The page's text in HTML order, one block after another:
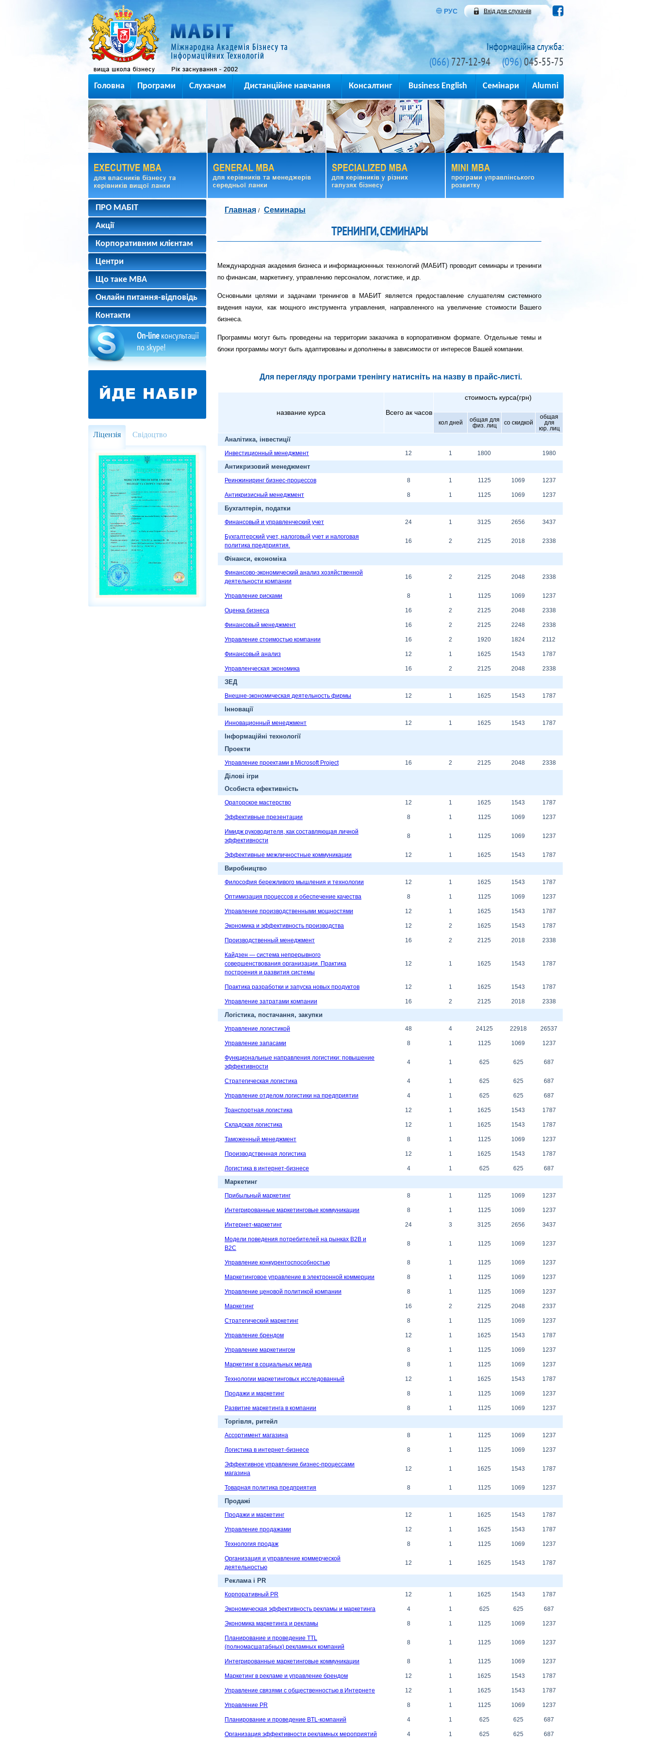
РУС Вхід для слухачів
Інформаційна служба:
(066)727-12-94 (096)045-55-75
Головна Програми Слухачам Дистанційне навчання Консалтинг Business English Семінари Alumni
ПРО МАБІТ
Акції
Корпоративним клієнтам
Центри
Що таке MBA
Онлайн питання-відповідь
Контакти
On-lineконсультації
по skype!
Ліцензія Свідоцтво
Главная / Семинары
ТРЕНИНГИ, СЕМИНАРЫ
Международная академия бизнеса и информационнных технологий (МАБИТ) проводит семинары и тренинги
по финансам, маркетингу, управлению персоналом, логистике, и др.
Основными целями и задачами тренингов в МАБИТ является предоставление слушателям системного
видения науки, как мощного инструмента управления, направленного на увеличение стоимости Вашего
бизнеса.
Программы могут быть проведены на территории заказчика в корпоративном формате. Отдельные темы и
блоки программы могут быть адаптированы и дополнены в зависимости от интересов Вашей компании.
Для перегляду програми тренінгу натисніть на назву в прайс-листі.
название курса Всего ак часов
стоимость курса(грн)
кол дней
общая для
физ. лиц
со скидкой
общая
для
юр. лиц
Аналітика, інвестиції
Инвестиционный менеджмент 12 1 1800 1980
Антикризовий менеджмент
Реинжиниринг бизнес-процессов 8 1 1125 1069 1237
Антикризисный менеджмент 8 1 1125 1069 1237
Бухгалтерія, податки
Финансовый и управленческий учет 24 1 3125 2656 3437
Бухгалтерский учет, налоговый учет и налоговая
политика предприятия.
16 2 2125 2018 2338
Фінанси, економіка
Финансово-экономический анализ хозяйственной
деятельности компании
16 2 2125 2048 2338
Управление рисками 8 1 1125 1069 1237
Оценка бизнеса 16 2 2125 2048 2338
Финансовый менеджмент 16 2 2125 2248 2338
Управление стоимостью компании 16 2 1920 1824 2112
Финансовый анализ 12 1 1625 1543 1787
Управленческая экономика 16 2 2125 2048 2338
ЗЕД
Внешне-экономическая деятельность фирмы 12 1 1625 1543 1787
Інновації
Инновационный менеджмент 12 1 1625 1543 1787
Інформаційні технології
Проекти
Управление проектами в Microsoft Project 16 2 2125 2048 2338
Ділові ігри
Особиста ефективність
Ораторское мастерство 12 1 1625 1543 1787
Эффективные презентации 8 1 1125 1069 1237
Имидж руководителя, как составляющая личной
эффективности
8 1 1125 1069 1237
Эффективные межличностные коммуникации 12 1 1625 1543 1787
Виробництво
Философия бережливого мышления и технологии 12 1 1625 1543 1787
Оптимизация процессов и обеспечение качества 8 1 1125 1069 1237
Управление производственными мощностями 12 1 1625 1543 1787
Экономика и эффективность производства 12 2 1625 1543 1787
Производственный менеджмент 16 2 2125 2018 2338
Кайдзен — система непрерывного
совершенствования организации. Практика
построения и развития системы
12 1 1625 1543 1787
Практика разработки и запуска новых продуктов 12 1 1625 1543 1787
Управление затратами компании 16 2 2125 2018 2338
Логістика, постачання, закупки
Управление логистикой 48 4 24125 22918 26537
Управление запасами 8 1 1125 1069 1237
Функциональные направления логистики: повышение
эффективности
4 1 625 625 687
Стратегическая логистика 4 1 625 625 687
Управление отделом логистики на предприятии 4 1 625 625 687
Транспортная логистика 12 1 1625 1543 1787
Складская логистика 12 1 1625 1543 1787
Таможенный менеджмент 8 1 1125 1069 1237
Производственная логистика 12 1 1625 1543 1787
Логистика в интернет-бизнесе 4 1 625 625 687
Маркетинг
Прибыльный маркетинг 8 1 1125 1069 1237
Интегрированные маркетинговые коммуникации 8 1 1125 1069 1237
Интернет-маркетинг 24 3 3125 2656 3437
Модели поведения потребителей на рынках B2B и
B2C
8 1 1125 1069 1237
Управление конкурентоспособностью 8 1 1125 1069 1237
Маркетинговое управление в электронной коммерции 8 1 1125 1069 1237
Управление ценовой политикой компании 8 1 1125 1069 1237
Маркетинг 16 2 2125 2048 2337
Стратегический маркетинг 8 1 1125 1069 1237
Управление брендом 12 1 1625 1543 1787
Управление маркетингом 8 1 1125 1069 1237
Маркетинг в социальных медиа 8 1 1125 1069 1237
Технологии маркетинговых исследованный 12 1 1625 1543 1787
Продажи и маркетинг 8 1 1125 1069 1237
Развитие маркетинга в компании 8 1 1125 1069 1237
Торгівля, ритейл
Ассортимент магазина 8 1 1125 1069 1237
Логистика в интернет-бизнесе 8 1 1125 1069 1237
Эффективное управление бизнес-процессами
магазина
12 1 1625 1543 1787
Товарная политика предприятия 8 1 1125 1069 1237
Продажі
Продажи и маркетинг 12 1 1625 1543 1787
Управление продажами 12 1 1625 1543 1787
Технология продаж 8 1 1125 1069 1237
Организация и управление коммерческой
деятельностью
12 1 1625 1543 1787
Реклама і PR
Корпоративный PR 12 1 1625 1543 1787
Экономическая эффективность рекламы и маркетинга 4 1 625 625 687
Экономика маркетинга и рекламы 8 1 1125 1069 1237
Планирование и проведение TTL
(полномасшатабных) рекламных компаний
8 1 1125 1069 1237
Интегрированные маркетинговые коммуникации 8 1 1125 1069 1237
Маркетинг в рекламе и управление брендом 12 1 1625 1543 1787
Управление связями с общественностью в Интернете 12 1 1625 1543 1787
Управление PR 8 1 1125 1069 1237
Планирование и проведение BTL-компаний 4 1 625 625 687
Организация эффективности рекламных мероприятий 4 1 625 625 687